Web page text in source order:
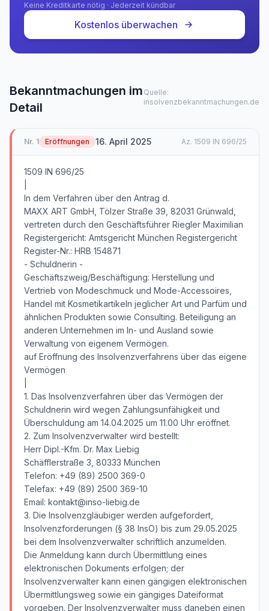
Keine Kreditkarte nötig · Jederzeit kündbar
Kostenlos überwachen
Bekanntmachungen im
Detail
Quelle:
insolvenzbekanntmachungen.de
Nr. 1 Eröffnungen 16. April 2025 Az. 1509 IN 696/25
1509 IN 696/25
In dem Verfahren über den Antrag d.
MAXX ART GmbH, Tölzer Straße 39, 82031 Grünwald,
vertreten durch den Geschäftsführer Riegler Maximilian
Registergericht: Amtsgericht München Registergericht
Register-Nr.: HRB 154871
- Schuldnerin -
Geschäftszweig/Beschäftigung: Herstellung und
Vertrieb von Modeschmuck und Mode-Accessoires,
Handel mit Kosmetikartikeln jeglicher Art und Parfüm und
ähnlichen Produkten sowie Consulting. Beteiligung an
anderen Unternehmen im In- und Ausland sowie
Verwaltung von eigenem Vermögen.
auf Eröffnung des Insolvenzverfahrens über das eigene
Vermögen
1. Das Insolvenzverfahren über das Vermögen der
Schuldnerin wird wegen Zahlungsunfähigkeit und
Überschuldung am 14.04.2025 um 11.00 Uhr eröffnet.
2. Zum Insolvenzverwalter wird bestellt:
Herr Dipl.-Kfm. Dr. Max Liebig
Schäfflerstraße 3, 80333 München
Telefon: +49 (89) 2500 369-0
Telefax: +49 (89) 2500 369-10
Email: kontakt@inso-liebig.de
3. Die Insolvenzgläubiger werden aufgefordert,
Insolvenzforderungen (§ 38 InsO) bis zum 29.05.2025
bei dem Insolvenzverwalter schriftlich anzumelden.
Die Anmeldung kann durch Übermittlung eines
elektronischen Dokuments erfolgen; der
Insolvenzverwalter kann einen gängigen elektronischen
Übermittlungsweg sowie ein gängiges Dateiformat
vorgeben. Der Insolvenzverwalter muss daneben einen